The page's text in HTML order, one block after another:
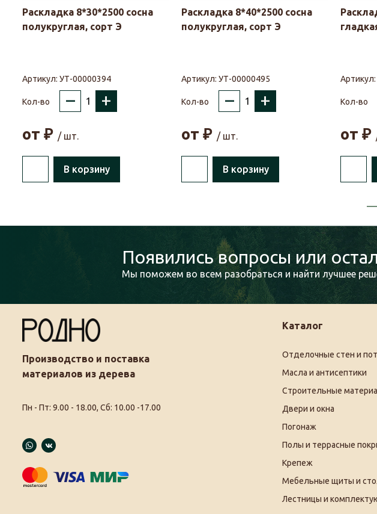
Раскладка 8*30*2500 сосна
полукруглая, сорт Э
Артикул: УТ-00000394
Кол-во – +
от ₽ / шт.
В корзину
Раскладка 8*40*2500 сосна
полукруглая, сорт Э
Артикул: УТ-00000495
Кол-во – +
от ₽ / шт.
В корзину
Артикул:
Кол-во
от ₽
Появились вопросы или
Мы поможем во всем разобраться и найти лучшее
Производство и поставка
материалов из дерева
Пн - Пт: 9.00 - 18.00, Сб: 10.00 -17.00
Каталог
Отделочные стен и
Масла и антисептики
Строительные
Двери и окна
Погонаж
Полы и террасные
Крепеж
Мебельные щиты и
Лестницы и